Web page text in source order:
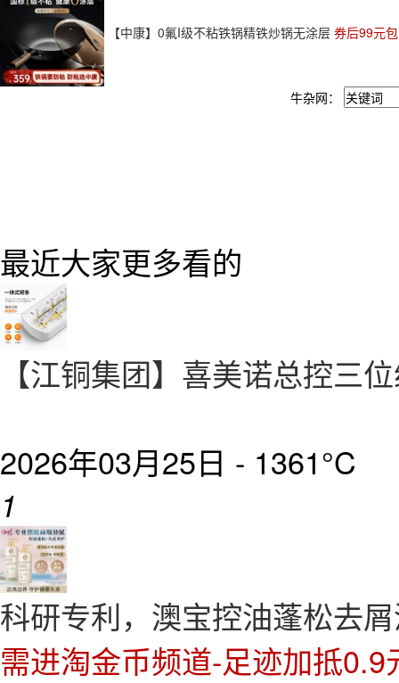
【中康】0氟I级不粘铁锅精铁炒锅无涂层 券后99元
牛杂网：
最近大家更多看的
【江铜集团】喜美诺总控三
2026年03月25日 - 1361°C
1
科研专利，澳宝控油蓬松去
需进淘金币频道-足迹加抵0.9